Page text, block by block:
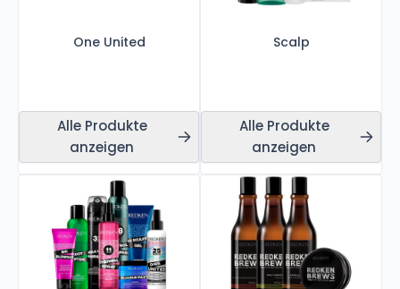
One United
Alle Produkte
anzeigen
Scalp
Alle Produkte
anzeigen